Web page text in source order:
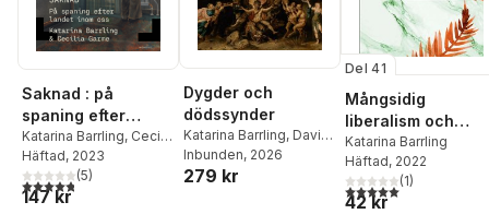
Saknad : på
spaning efter
landet inom oss
Katarina Barrling, Cecilia
Garme
Häftad, 2023
4,8utav 5 stjärnor. Totalt antal röster:
(5)
147 kr
Dygder och
dödssynder
Katarina Barrling, David
Butterfield ,Pär Cassel
Marie Kawthar Daouda
Inbunden, 2026
279 kr
Del 41
Mångsidig
liberalism och
undflyende
konservatism
Katarina Barrling
Häftad, 2022
5,0utav 5 stjärnor.
(1)
42 kr